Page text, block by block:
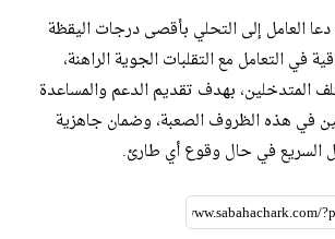
العامل إلى التحلي بأقصى درجات اليقظة
في التعامل مع التقلبات الجوية الراهنة،
المتدخلين، بهدف تقديم الدعم والمساعدة
في هذه الظروف الصعبة، وضمان جاهزية
السريع في حال وقوع أي طارئ.